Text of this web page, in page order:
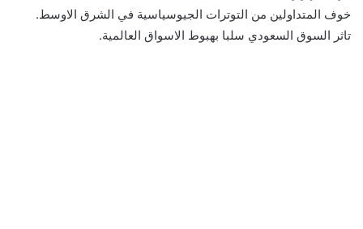
خوف المتداولين من التوترات الجيوسياسية في الشرق الاوسط.
تاثر السوق السعودي سلبا بهبوط الاسواق العالمية.